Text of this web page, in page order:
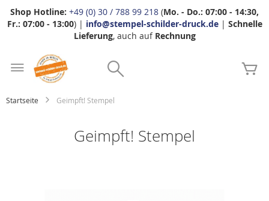
Shop Hotline: +49 (0) 30 / 788 99 218 (Mo. - Do.: 07:00 - 14:30,
Fr.: 07:00 - 13:00) | info@stempel-schilder-druck.de| Schnelle
Lieferung, auch auf Rechnung
Startseite Geimpft! Stempel
Geimpft! Stempel